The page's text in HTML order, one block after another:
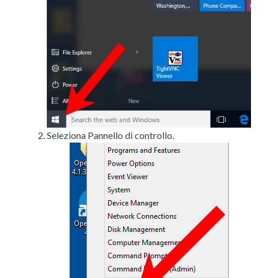
Seleziona Pannello di controllo.